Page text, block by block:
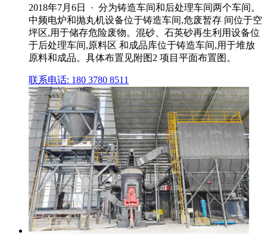
2018年7月6日 · 分为铸造车间和后处理车间两个车间。
中频电炉和抛丸机设备位于铸造车间,危废暂存 间位于空
坪区,用于储存危险废物。混砂、石英砂再生利用设备位
于后处理车间,原料区 和成品库位于铸造车间,用于堆放
原料和成品。具体布置见附图2 项目平面布置图。
联系电话: 180 3780 8511